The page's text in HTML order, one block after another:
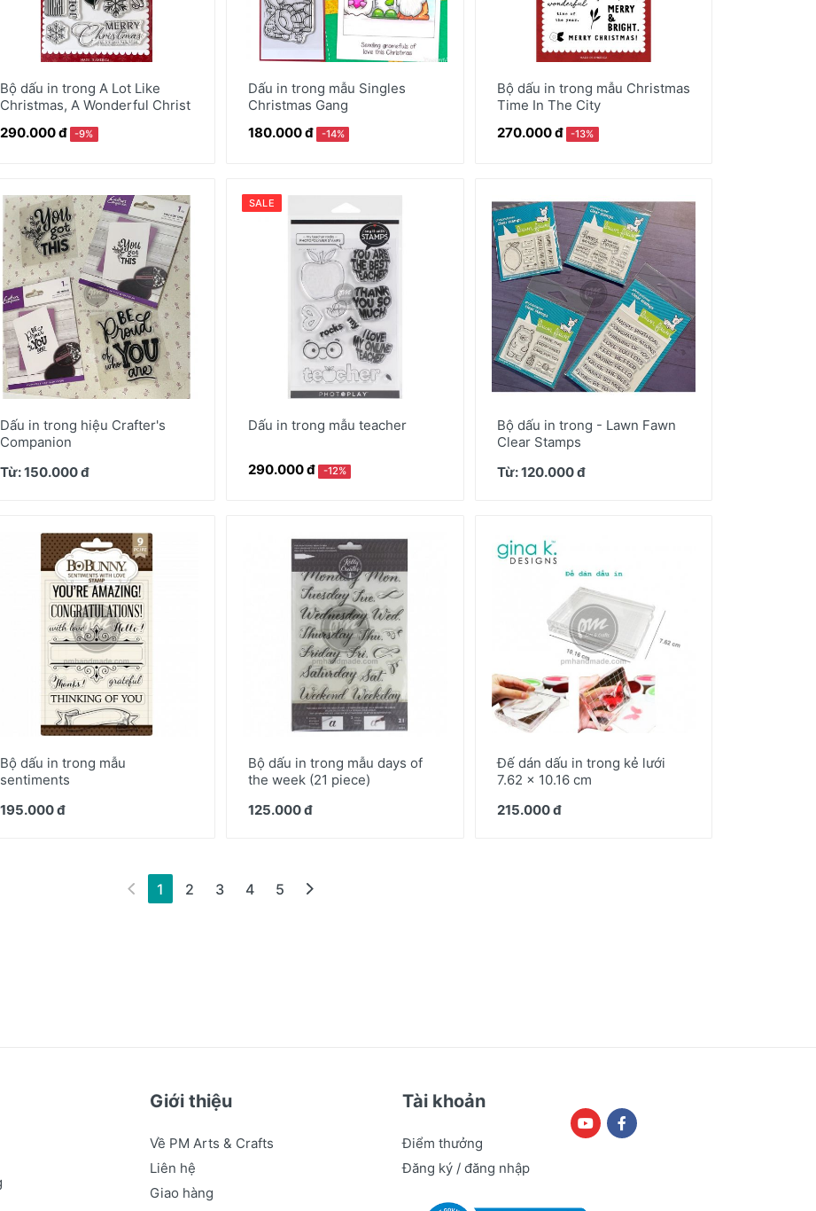
Bộ dấu in trong A Lot Like
Christmas, A Wonderful Christ
290.000 đ
-9%
Dấu in trong mẫu Singles
Christmas Gang
180.000 đ
-14%
Bộ dấu in trong mẫu Christmas
Time In The City
270.000 đ
-13%
Dấu in trong hiệu Crafter's
Companion
Từ: 150.000 đ
SALE
Dấu in trong mẫu teacher
290.000 đ -12%
Bộ dấu in trong - Lawn Fawn
Clear Stamps
Từ: 120.000 đ
Bộ dấu in trong mẫu
sentiments
195.000 đ
Bộ dấu in trong mẫu days of
the week (21 piece)
125.000 đ
Đế dán dấu in trong kẻ lưới
7.62 x 10.16 cm
215.000 đ
1 (hiện tại)
2 3 4 5
Giới thiệu
Về PM Arts & Crafts
Liên hệ
Giao hàng
Tài khoản
Điểm thưởng
Đăng ký / đăng nhập